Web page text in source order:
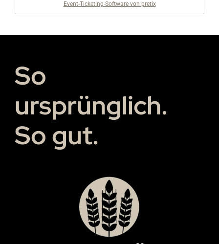
Event-Ticketing-Software von pretix
So
ursprünglich.
So gut.